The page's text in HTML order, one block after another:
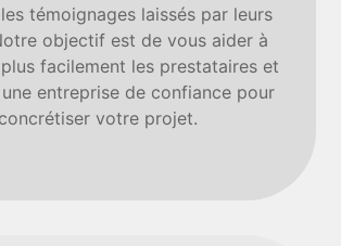
témoignages laissés par leurs
objectif est de vous aider à
facilement les prestataires et
entreprise de confiance pour
concrétiser votre projet.